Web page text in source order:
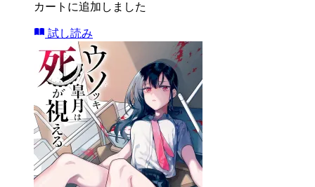
カートに追加しました
試し読み